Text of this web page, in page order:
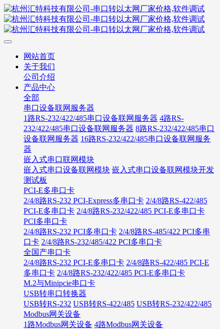
网站首页
关于我们
公司介绍
产品中心
全部
串口设备联网服务器
1路RS-232/422/485串口设备联网服务器 4路RS-
232/422/485串口设备联网服务器 8路RS-232/422/485串口
设备联网服务器 16路RS-232/422/485串口设备联网服务
器
嵌入式串口联网模块
嵌入式串口设备联网模块 嵌入式串口设备联网模块开发
测试板
PCI-E多串口卡
2/4/8路RS-232 PCI-Express多串口卡 2/4/8路RS-422/485
PCI-E多串口卡 2/4/8路RS-232/422/485 PCI-E多串口卡
PCI多串口卡
2/4/8路RS-232 PCI多串口卡 2/4/8路RS-485/422 PCI多串
口卡 2/4/8路RS-232/485/422 PCI多串口卡
全国产串口卡
2/4/8路RS-232 PCI-E多串口卡 2/4/8路RS-422/485 PCI-E
多串口卡 2/4/8路RS-232/422/485 PCI-E多串口卡
M.2与Minipcie串口卡
USB转串口转换器
USB转RS-232 USB转RS-422/485 USB转RS-232/422/485
Modbus网关设备
1路Modbus网关设备 4路Modbus网关设备